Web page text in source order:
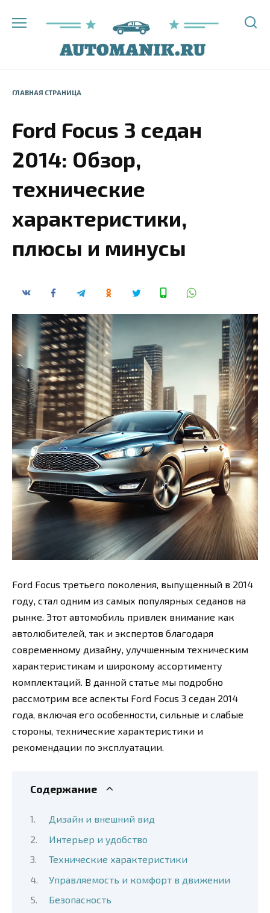
ГЛАВНАЯ СТРАНИЦА
Ford Focus 3 седан
2014: Обзор,
технические
характеристики,
плюсы и минусы
Ford Focus третьего поколения, выпущенный в 2014
году, стал одним из самых популярных седанов на
рынке. Этот автомобиль привлек внимание как
автолюбителей, так и экспертов благодаря
современному дизайну, улучшенным техническим
характеристикам и широкому ассортименту
комплектаций. В данной статье мы подробно
рассмотрим все аспекты Ford Focus 3 седан 2014
года, включая его особенности, сильные и слабые
стороны, технические характеристики и
рекомендации по эксплуатации.
Содержание
Дизайн и внешний вид
Интерьер и удобство
Технические характеристики
Управляемость и комфорт в движении
Безопасность